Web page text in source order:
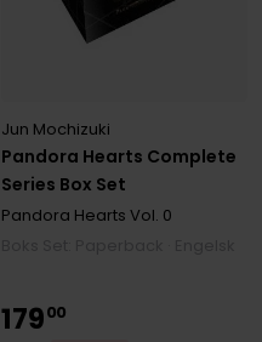
Pandora Hearts Complete
Series Box Set
Jun Mochizuki
Pandora Hearts Vol. 0
17900